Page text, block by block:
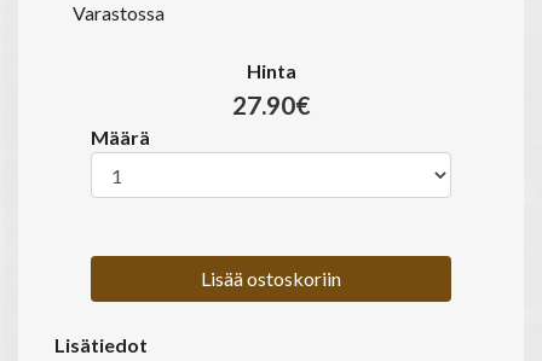
Varastossa
Hinta
27.90€
Määrä
Lisää ostoskoriin
Lisätiedot